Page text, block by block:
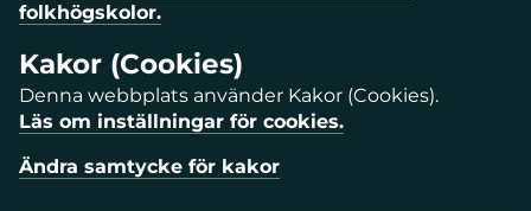
folkhögskolor.
Kakor (Cookies)
Denna webbplats använder Kakor (Cookies).
Läs om inställningar för cookies.
Ändra samtycke för kakor